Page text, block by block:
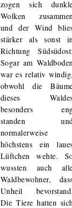
zogen sich
Wolken
und der Wind
stärker als sonst
Richtung
Sogar am
war es relativ
obwohl die
dieses
besonders
standen
normalerweise
höchstens ein
Lüftchen wehte.
wussten auch
Waldbewohner,
Unheil
Die Tiere hatten